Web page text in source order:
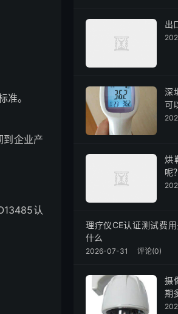
。
到企业产
认
出
深
可
烘
呢？
理疗仪CE认证测试费
什么
2026-07-31 评论(0)
摄
期